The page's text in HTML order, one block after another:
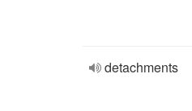
detachments